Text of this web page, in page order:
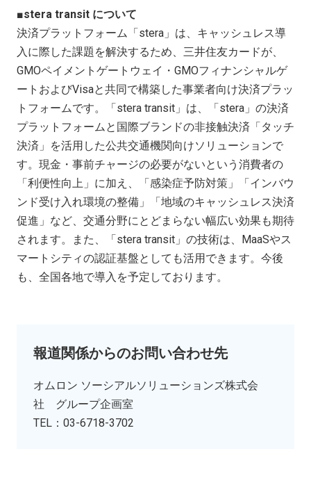
■stera transit について
決済プラットフォーム「stera 」は、キャッシュレス導
入に際した課題を解決するため、三井住友カードが、
GMOペイメントゲートウェイ・ GMOフィナンシャルゲ
ートおよびVisaと共同で構築した事業者向け決済プラッ
トフォームです。「stera transit 」は、「stera 」の決済
プラットフォームと国際ブランドの非接触決済「タッチ
決済」を活用した公共交通機関向けソリューションで
す。現金・事前チャージの必要がないという消費者の
「利便性向上」に加え、「感染症予防対策」「インバウ
ンド受け入れ環境の整備」「地域のキャッシュレス決済
促進」など、交通分野にとどまらない幅広い効果も期待
されます。また、「stera transit 」の技術は、 MaaSやス
マートシティの認証基盤としても活用できます。今後
も、全国各地で導入を予定しております。
報道関係からのお問い合わせ先
オムロン ソーシアルソリューションズ株式会
社 グループ企画室
TEL：03-6718-3702